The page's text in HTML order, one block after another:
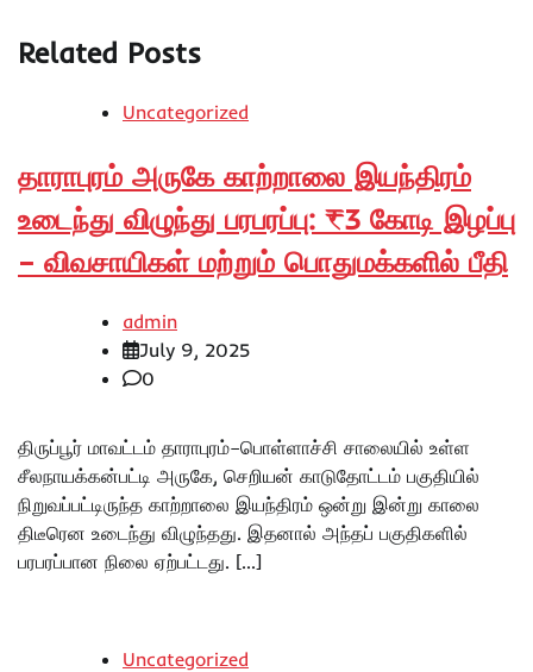
Related Posts
Uncategorized
தாராபுரம் அருகே காற்றாலை இயந்திரம்
உடைந்து விழுந்து பரபரப்பு: ₹3 கோடி இழப்பு
– விவசாயிகள் மற்றும் பொதுமக்களில் பீதி
admin
July 9, 2025
0
திருப்பூர் மாவட்டம் தாராபுரம்–பொள்ளாச்சி சாலையில் உள்ள
சீலநாயக்கன்பட்டி அருகே, செறியன் காடுதோட்டம் பகுதியில்
நிறுவப்பட்டிருந்த காற்றாலை இயந்திரம் ஒன்று இன்று காலை
திடீரென உடைந்து விழுந்தது. இதனால் அந்தப் பகுதிகளில்
பரபரப்பான நிலை ஏற்பட்டது. […]
Uncategorized